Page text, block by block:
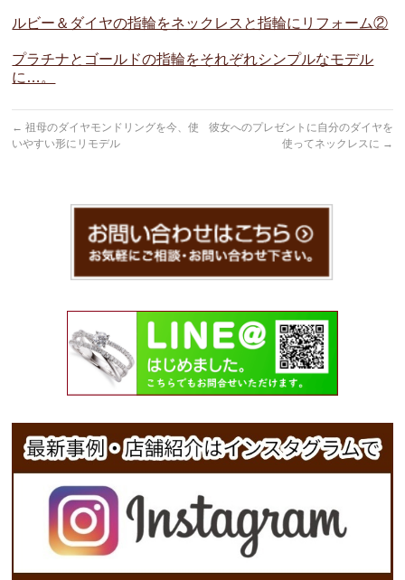
ルビー＆ダイヤの指輪をネックレスと指輪にリフォーム②
プラチナとゴールドの指輪をそれぞれシンプルなモデル
に…。
← 祖母のダイヤモンドリングを今、使
いやすい形にリモデル
彼女へのプレゼントに自分のダイヤを
使ってネックレスに →